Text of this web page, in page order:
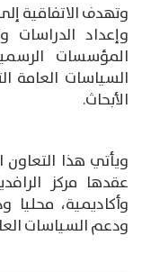
وتهدف الاتفاقية
وإعداد
المؤسسات
السياسات العامة
الأبحاث.
ويأتي هذا
وأكاديمية،
ودعم السياسات